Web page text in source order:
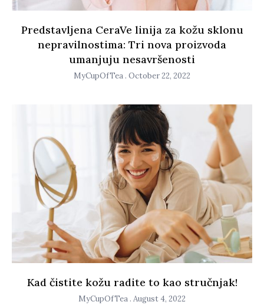
Predstavljena CeraVe linija za kožu sklonu
nepravilnostima: Tri nova proizvoda
umanjuju nesavršenosti
MyCupOfTea October 22, 2022
Kad čistite kožu radite to kao stručnjak!
MyCupOfTea August 4, 2022